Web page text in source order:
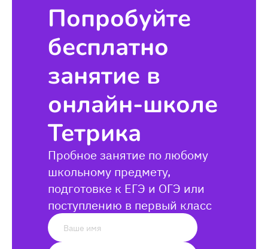
Попробуйте
бесплатно
занятие в
онлайн-школе
Тетрика
Пробное занятие по любому
школьному предмету,
подготовке к ЕГЭ и ОГЭ или
поступлению в первый класс